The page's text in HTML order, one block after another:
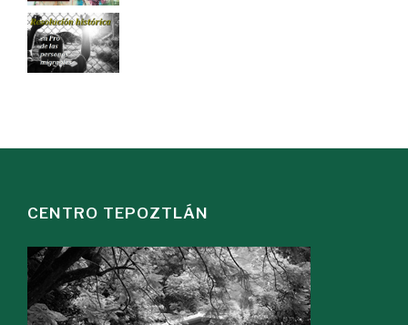
CENTRO TEPOZTLÁN